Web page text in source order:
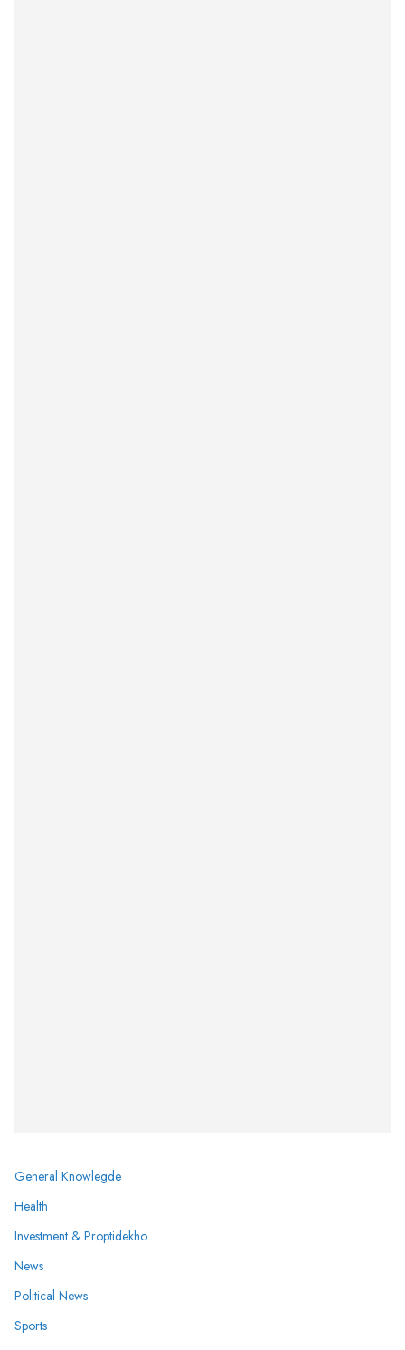
General Knowlegde
Health
Investment & Proptidekho
News
Political News
Sports